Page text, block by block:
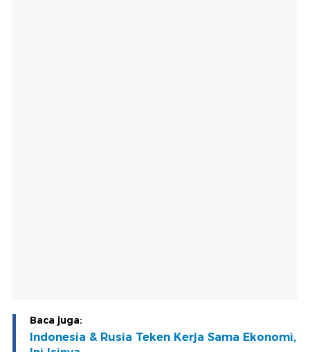
Baca juga:
Indonesia & Rusia Teken Kerja Sama Ekonomi,